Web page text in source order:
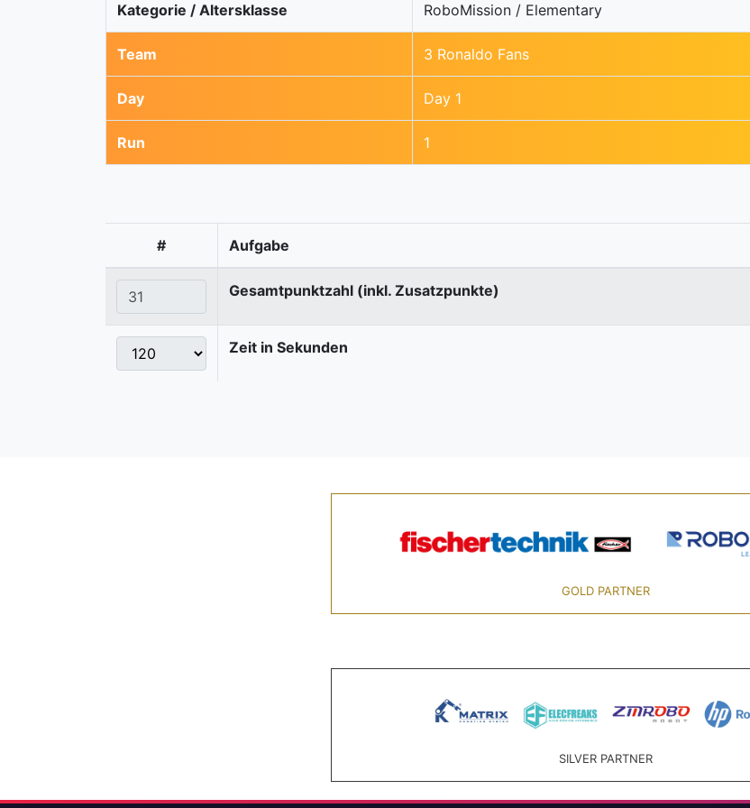
Kategorie / Altersklasse RoboMission / Elementary
Team 3 Ronaldo Fans
Day Day 1
Run 1
# Aufgabe
Gesamtpunktzahl (inkl. Zusatzpunkte)
Zeit in Sekunden
GOLD PARTNER
SILVER PARTNER